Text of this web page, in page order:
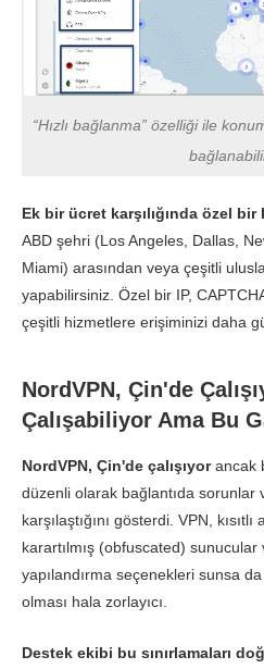
“Hızlı bağlanma” özelliği ile
Ek bir ücret karşılığında özel
ABD şehri (Los Angeles, Dallas,
Miami) arasından veya çeşitli
yapabilirsiniz. Özel bir IP,
çeşitli hizmetlere erişiminizi daha
NordVPN, Çin'de
Çalışabiliyor Ama Bu
NordVPN, Çin'de çalışıyorancak
düzenli olarak bağlantıda sorunlar
karşılaştığını gösterdi. VPN,
karartılmış (obfuscated)
yapılandırma seçenekleri sunsa
olması hala zorlayıcı.
Destek ekibi bu sınırlamaları